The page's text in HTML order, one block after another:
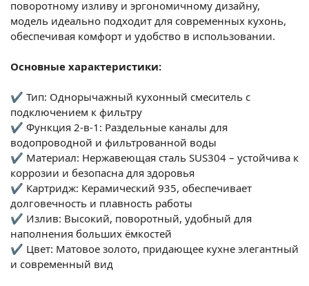
поворотному изливу и эргономичному дизайну,
модель идеально подходит для современных кухонь,
обеспечивая комфорт и удобство в использовании.
Основные характеристики:
✔ Тип: Однорычажный кухонный смеситель с
подключением к фильтру
✔ Функция 2-в-1: Раздельные каналы для
водопроводной и фильтрованной воды
✔ Материал: Нержавеющая сталь SUS304 – устойчива к
коррозии и безопасна для здоровья
✔ Картридж: Керамический 935, обеспечивает
долговечность и плавность работы
✔ Излив: Высокий, поворотный, удобный для
наполнения больших ёмкостей
✔ Цвет: Матовое золото, придающее кухне элегантный
и современный вид